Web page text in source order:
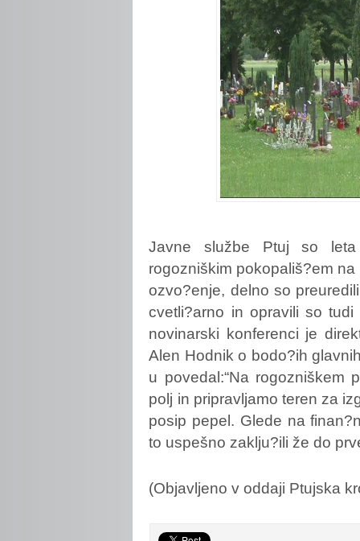
Javneslužbe Ptuj so
rogozniškim pokopališ?em
ozvo?enje, delno so
cvetli?arno in opravili so
novinarski konferenci je
Alen Hodnik o bodo?ih
u povedal:“Na rogozniškem
polj in pripravljamo teren za
posip pepel. Glede na
to uspešno zaklju?ili že do
(Objavljeno v oddaji Ptujska